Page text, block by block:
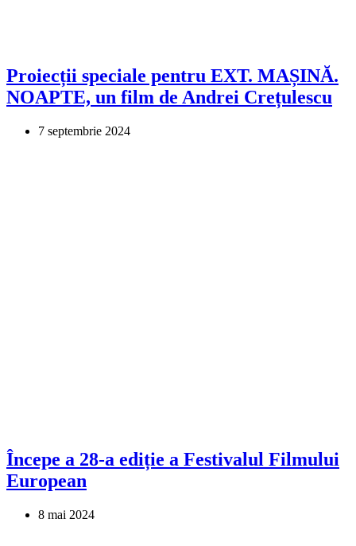
Proiecții speciale pentru EXT. MAȘINĂ.
NOAPTE, un film de Andrei Crețulescu
7 septembrie 2024
Începe a 28-a ediție a Festivalul Filmului
European
8 mai 2024